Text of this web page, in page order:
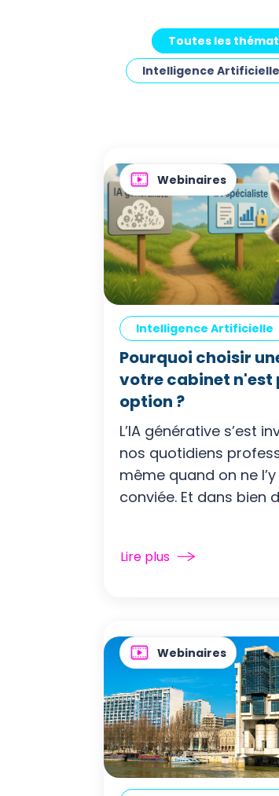
Toutes les
Intelligence Artificielle
Webinaires
Intelligence Artificielle
Pourquoi choisir
votre cabinet n'est
option ?
L’IA générative s’est
nos quotidiens
même quand on ne
conviée. Et dans bien
Lire plus
Webinaires